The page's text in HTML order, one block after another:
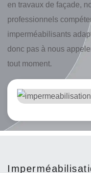
en travaux de façade,
professionnels
imperméabilisants
donc pas à nous
tout moment.